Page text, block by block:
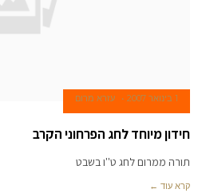
1 בינואר 2007 עזרא מרום
חידון מיוחד לחג הפרחוני הקרב
תורה ממרום לחג ט''ו בשבט
קרא עוד ←